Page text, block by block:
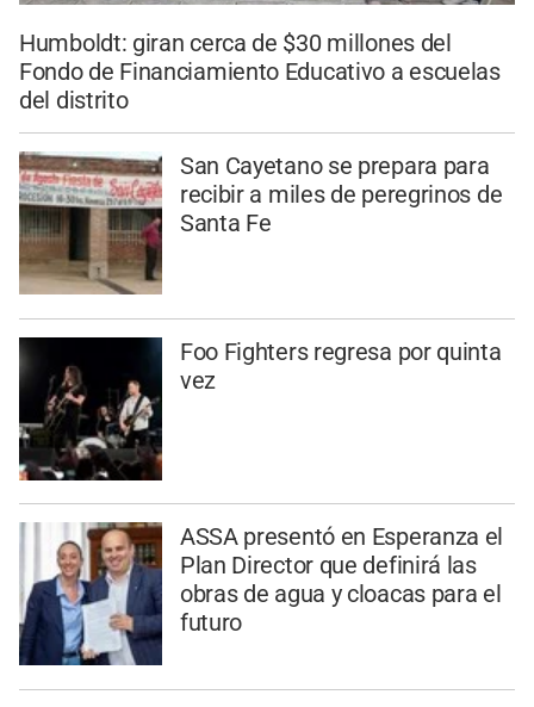
Humboldt: giran cerca de $30 millones del
Fondo de Financiamiento Educativo a escuelas
del distrito
San Cayetano se prepara para
recibir a miles de peregrinos de
Santa Fe
Foo Fighters regresa por quinta
vez
ASSA presentó en Esperanza el
Plan Director que definirá las
obras de agua y cloacas para el
futuro